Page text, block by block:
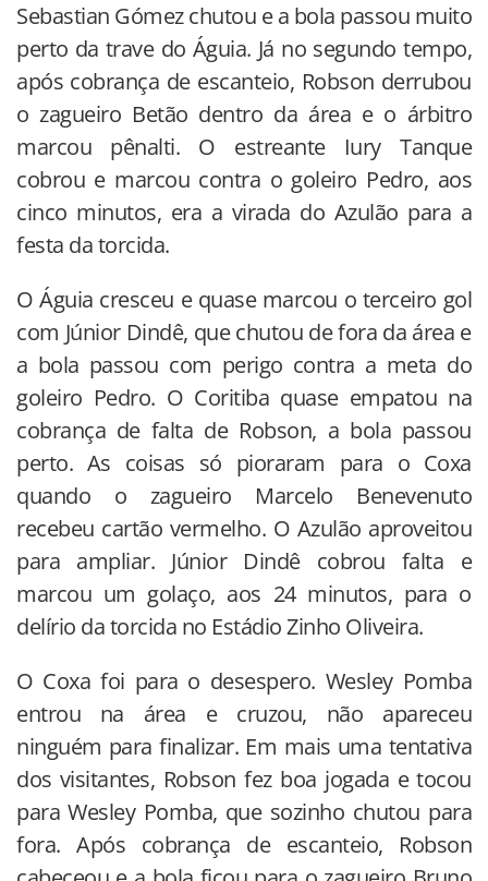
Sebastian Gómez chutou e a bola passou muito
perto da trave do Águia. Já no segundo tempo,
após cobrança de escanteio, Robson derrubou
o zagueiro Betão dentro da área e o árbitro
marcou pênalti. O estreante Iury Tanque
cobrou e marcou contra o goleiro Pedro, aos
cinco minutos, era a virada do Azulão para a
festa da torcida.
O Águia cresceu e quase marcou o terceiro gol
com Júnior Dindê, que chutou de fora da área e
a bola passou com perigo contra a meta do
goleiro Pedro. O Coritiba quase empatou na
cobrança de falta de Robson, a bola passou
perto. As coisas só pioraram para o Coxa
quando o zagueiro Marcelo Benevenuto
recebeu cartão vermelho. O Azulão aproveitou
para ampliar. Júnior Dindê cobrou falta e
marcou um golaço, aos 24 minutos, para o
delírio da torcida no Estádio Zinho Oliveira.
O Coxa foi para o desespero. Wesley Pomba
entrou na área e cruzou, não apareceu
ninguém para finalizar. Em mais uma tentativa
dos visitantes, Robson fez boa jogada e tocou
para Wesley Pomba, que sozinho chutou para
fora. Após cobrança de escanteio, Robson